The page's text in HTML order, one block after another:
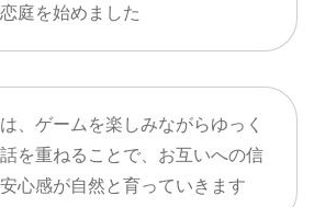
庭を始めました
、ゲームを楽しみながらゆっく
を重ねることで、お互いへの信
心感が自然と育っていきます